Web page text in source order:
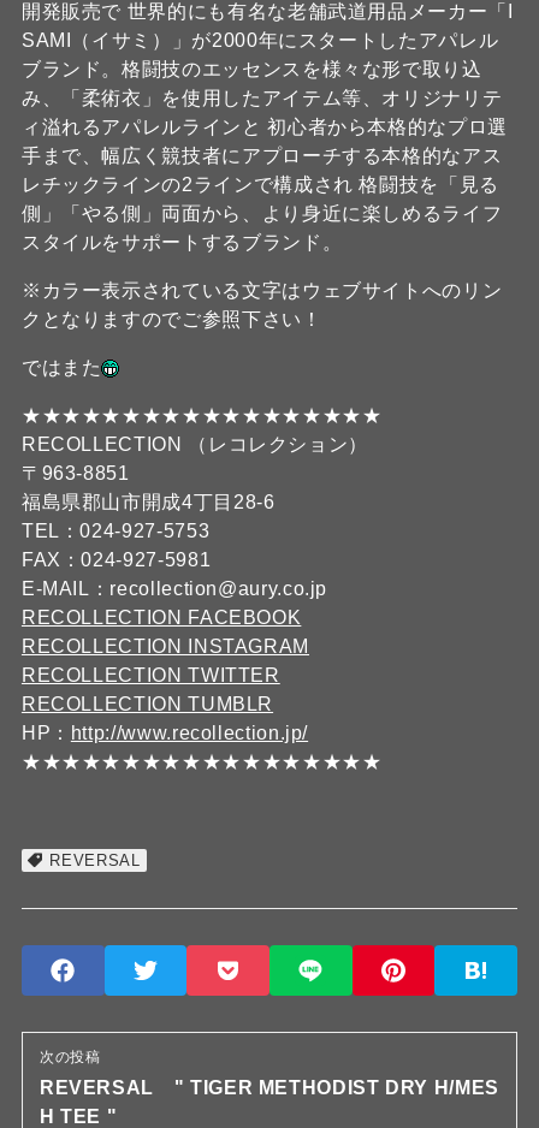
開発販売で 世界的にも有名な老舗武道用品メーカー「I
SAMI（イサミ）」が2000年にスタートしたアパレル
ブランド。格闘技のエッセンスを様々な形で取り込
み、「柔術衣」を使用したアイテム等、オリジナリテ
ィ溢れるアパレルラインと 初心者から本格的なプロ選
手まで、幅広く競技者にアプローチする本格的なアス
レチックラインの2ラインで構成され 格闘技を「見る
側」「やる側」両面から、より身近に楽しめるライフ
スタイルをサポートするブランド。
※カラー表示されている文字はウェブサイトへのリン
クとなりますのでご参照下さい！
ではまた
★★★★★★★★★★★★★★★★★★
RECOLLECTION （レコレクション）
〒963-8851
福島県郡山市開成4丁目28-6
TEL：024-927-5753
FAX：024-927-5981
E-MAIL：recollection@aury.co.jp
RECOLLECTION FACEBOOK
RECOLLECTION INSTAGRAM
RECOLLECTION TWITTER
RECOLLECTION TUMBLR
HP： http://www.recollection.jp/
★★★★★★★★★★★★★★★★★★
REVERSAL
次の投稿
REVERSAL " TIGER METHODIST DRY H/MES
H TEE "